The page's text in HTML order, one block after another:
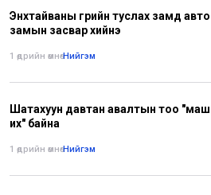
Энхтайваны гүүрийн туслах замд авто
замын засвар хийнэ
1 өдрийн өмнө•Нийгэм
Шатахуун давтан авалтын тоо "маш
их" байна
1 өдрийн өмнө•Нийгэм